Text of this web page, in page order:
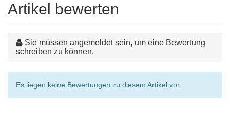
Artikel bewerten
Sie müssen angemeldet sein, um eine Bewertung
schreiben zu können.
Es liegen keine Bewertungen zu diesem Artikel vor.